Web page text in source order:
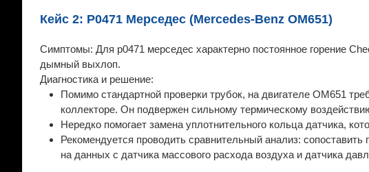
Кейс 2: P0471 Мерседес (Mercedes-Benz OM651)
Симптомы: Для p0471 мерседес характерно постоянное горение
дымный выхлоп.
Диагностика и решение:
Помимо стандартной проверки трубок, на двигателе OM651
коллекторе. Он подвержен сильному термическому
Нередко помогает замена уплотнительного кольца датчика,
Рекомендуется проводить сравнительный анализ:
на данных с датчика массового расхода воздуха и датчика